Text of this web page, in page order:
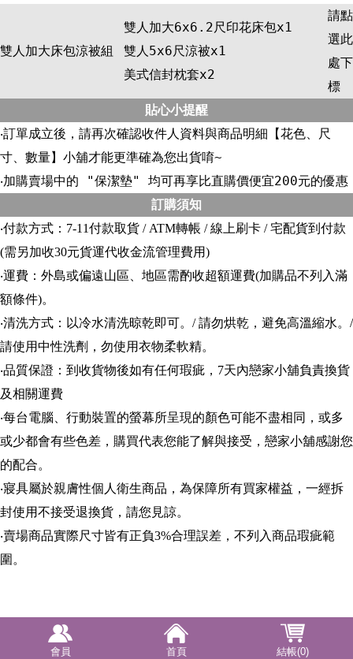
雙人加大床包涼被組
雙人加大6x6.2尺印花床包x1
雙人5x6尺涼被x1
美式信封枕套x2
請點
選此
處下
標
貼心小提醒
‧訂單成立後，請再次確認收件人資料與商品明細【花色、尺
寸、數量】小舖才能更準確為您出貨唷~
‧加購賣場中的 "保潔墊" 均可再享比直購價便宜200元的優惠
訂購須知
‧付款方式：7-11付款取貨 / ATM轉帳 / 線上刷卡 / 宅配貨到付款
(需另加收30元貨運代收金流管理費用)
‧運費：外島或偏遠山區、地區需酌收超額運費(加購品不列入滿
額條件)。
‧清洗方式：以冷水清洗晾乾即可。/ 請勿烘乾，避免高溫縮水。/
請使用中性洗劑，勿使用衣物柔軟精。
‧品質保證：到收貨物後如有任何瑕疵，7天內戀家小舖負責換貨
及相關運費
‧每台電腦、行動裝置的螢幕所呈現的顏色可能不盡相同，或多
或少都會有些色差，購買代表您能了解與接受，戀家小舖感謝您
的配合。
‧寢具屬於親膚性個人衛生商品，為保障所有買家權益，一經拆
封使用不接受退換貨，請您見諒。
‧賣場商品實際尺寸皆有正負3%合理誤差，不列入商品瑕疵範
圍。
會員 首頁 結帳(0)